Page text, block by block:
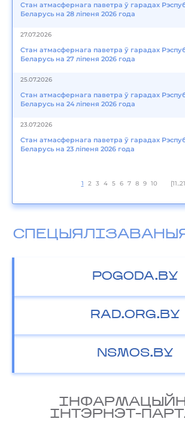
Стан атмасфернага паветра ў гарадах
Беларусь на 28 ліпеня 2026 года
27.07.2026
Стан атмасфернага паветра ў гарадах
Беларусь на 27 ліпеня 2026 года
25.07.2026
Стан атмасфернага паветра ў гарадах
Беларусь на 24 ліпеня 2026 года
23.07.2026
Стан атмасфернага паветра ў гарадах
Беларусь на 23 ліпеня 2026 года
1 2 3 4 5 6 7 8 9 10
POGODA.BY
RAD.ORG.BY
NSMOS.BY
IНТЭРНЭТ-